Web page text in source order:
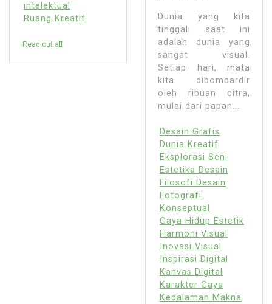
intelektual
Ruang Kreatif
Read out all
Dunia yang kita
tinggali saat ini
adalah dunia yang
sangat visual.
Setiap hari, mata
kita dibombardir
oleh ribuan citra,
mulai dari papan...
Desain Grafis
Dunia Kreatif
Eksplorasi Seni
Estetika Desain
Filosofi Desain
Fotografi
Konseptual
Gaya Hidup Estetik
Harmoni Visual
Inovasi Visual
Inspirasi Digital
Kanvas Digital
Karakter Gaya
Kedalaman Makna